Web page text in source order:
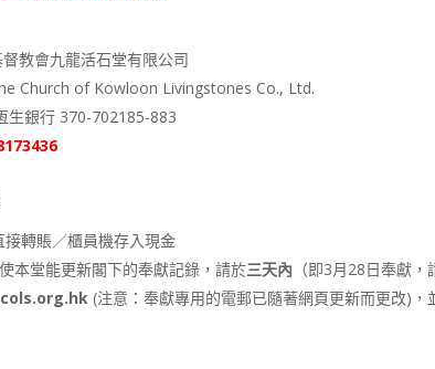
督教會九龍活石堂有限公司
Church of Kowloon Livingstones Co., Ltd.
生銀行 370-702185-883
接轉賬／櫃員機存入現金
本堂能更新閣下的奉獻記錄，請於三天內 （即3月28日奉獻
(注意：奉獻專用的電郵已隨著網頁更新而更改)